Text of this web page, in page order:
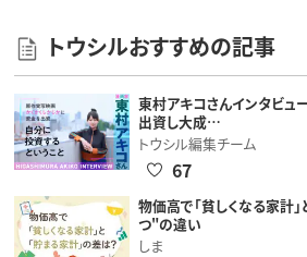
トウシルおすすめの記事
東村アキコさんインタビュ
出資し大成…
トウシル編集チーム
67
物価高で「貧しくなる家計
つ"の違い
しま